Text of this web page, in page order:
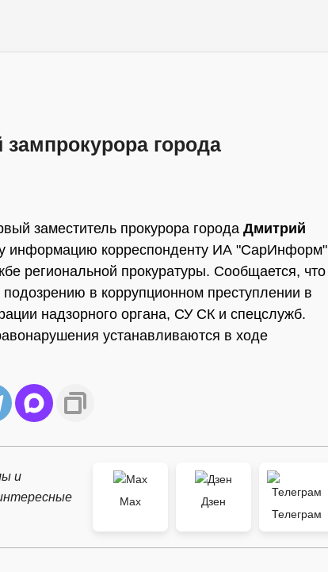
города
заместитель прокурора города Дмитрий
информацию корреспонденту ИА "СарИнформ"
региональной прокуратуры. Сообщается, что
в коррупционном преступлении в
надзорного органа, СУ СК и спецслужб.
устанавливаются в ходе
и
Max
Дзен
Телеграм